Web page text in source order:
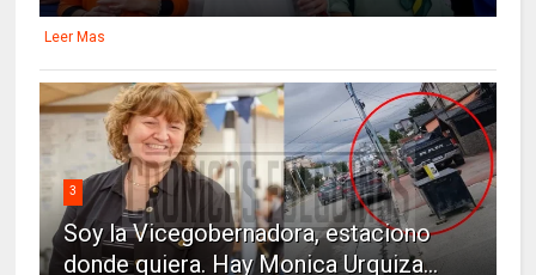
Leer Mas
3
Soy la Vicegobernadora, estaciono
donde quiera. Hay Monica Urquiza...